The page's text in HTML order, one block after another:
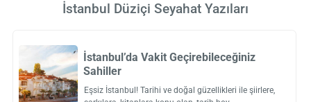
İstanbul Düziçi Seyahat Yazıları
İstanbul’da Vakit Geçirebileceğiniz
Sahiller
Eşsiz İstanbul! Tarihi ve doğal güzellikleri ile şiirlere,